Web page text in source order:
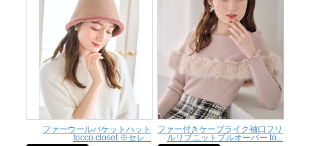
ファーウールバケットハット
tocco closet ※セレ...
ファー付きケープライク袖口フリ
ルリブニットプルオーバー to...